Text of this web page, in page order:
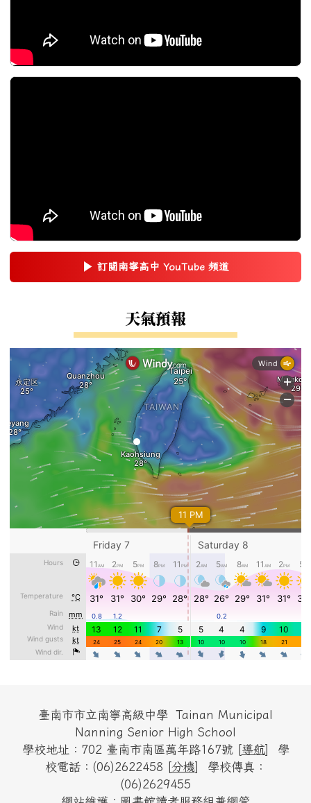
▶ 訂閱南寧高中 YouTube 頻道
(另開新視窗)
天氣預報
頁尾區域內容
臺南市市立南寧高級中學 Tainan Municipal
Nanning Senior High School
學校地址：702 臺南市南區萬年路167號 [導航] 學
校電話：(06)2622458 [分機] 學校傳真：
(06)2629455